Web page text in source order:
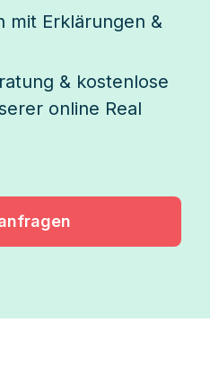
mit Erklärungen &
& kostenlose
online Real